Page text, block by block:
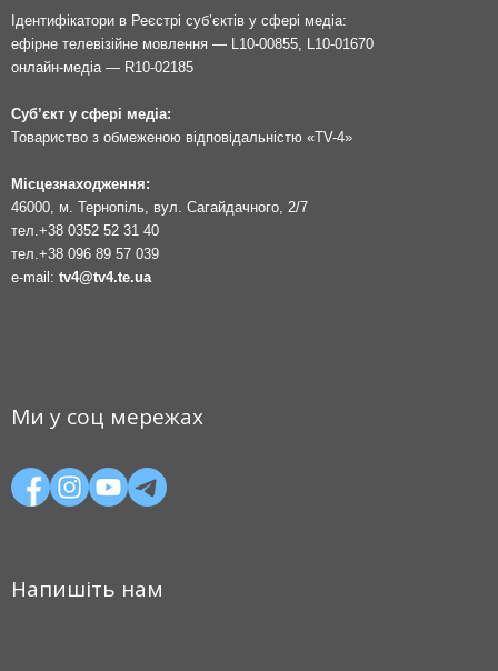
Ідентифікатори в Реєстрі суб’єктів у сфері медіа:
ефірне телевізійне мовлення — L10-00855, L10-01670
онлайн-медіа — R10-02185
Суб’єкт у сфері медіа:
Товариство з обмеженою відповідальністю «TV-4»
Місцезнаходження:
46000, м. Тернопіль, вул. Сагайдачного, 2/7
тел. +38 0352 52 31 40
тел. +38 096 89 57 039
e-mail: tv4@tv4.te.ua
Ми у соц мережах
Напишіть нам